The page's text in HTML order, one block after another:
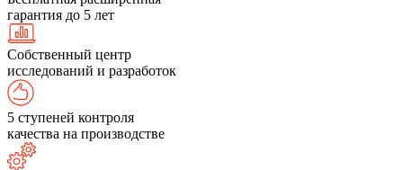
гарантия до 5 лет
Собственный центр
исследований и разработок
5 ступеней контроля
качества на производстве